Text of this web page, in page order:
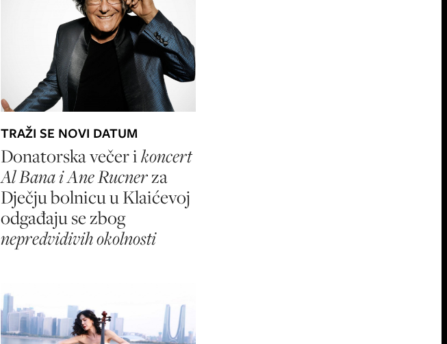
TRAŽI SE NOVI DATUM
Donatorska večer ikoncert
Al Bana i Ane Rucnerza
Dječju bolnicu u Klaićevoj
odgađaju se zbog
nepredvidivih okolnosti